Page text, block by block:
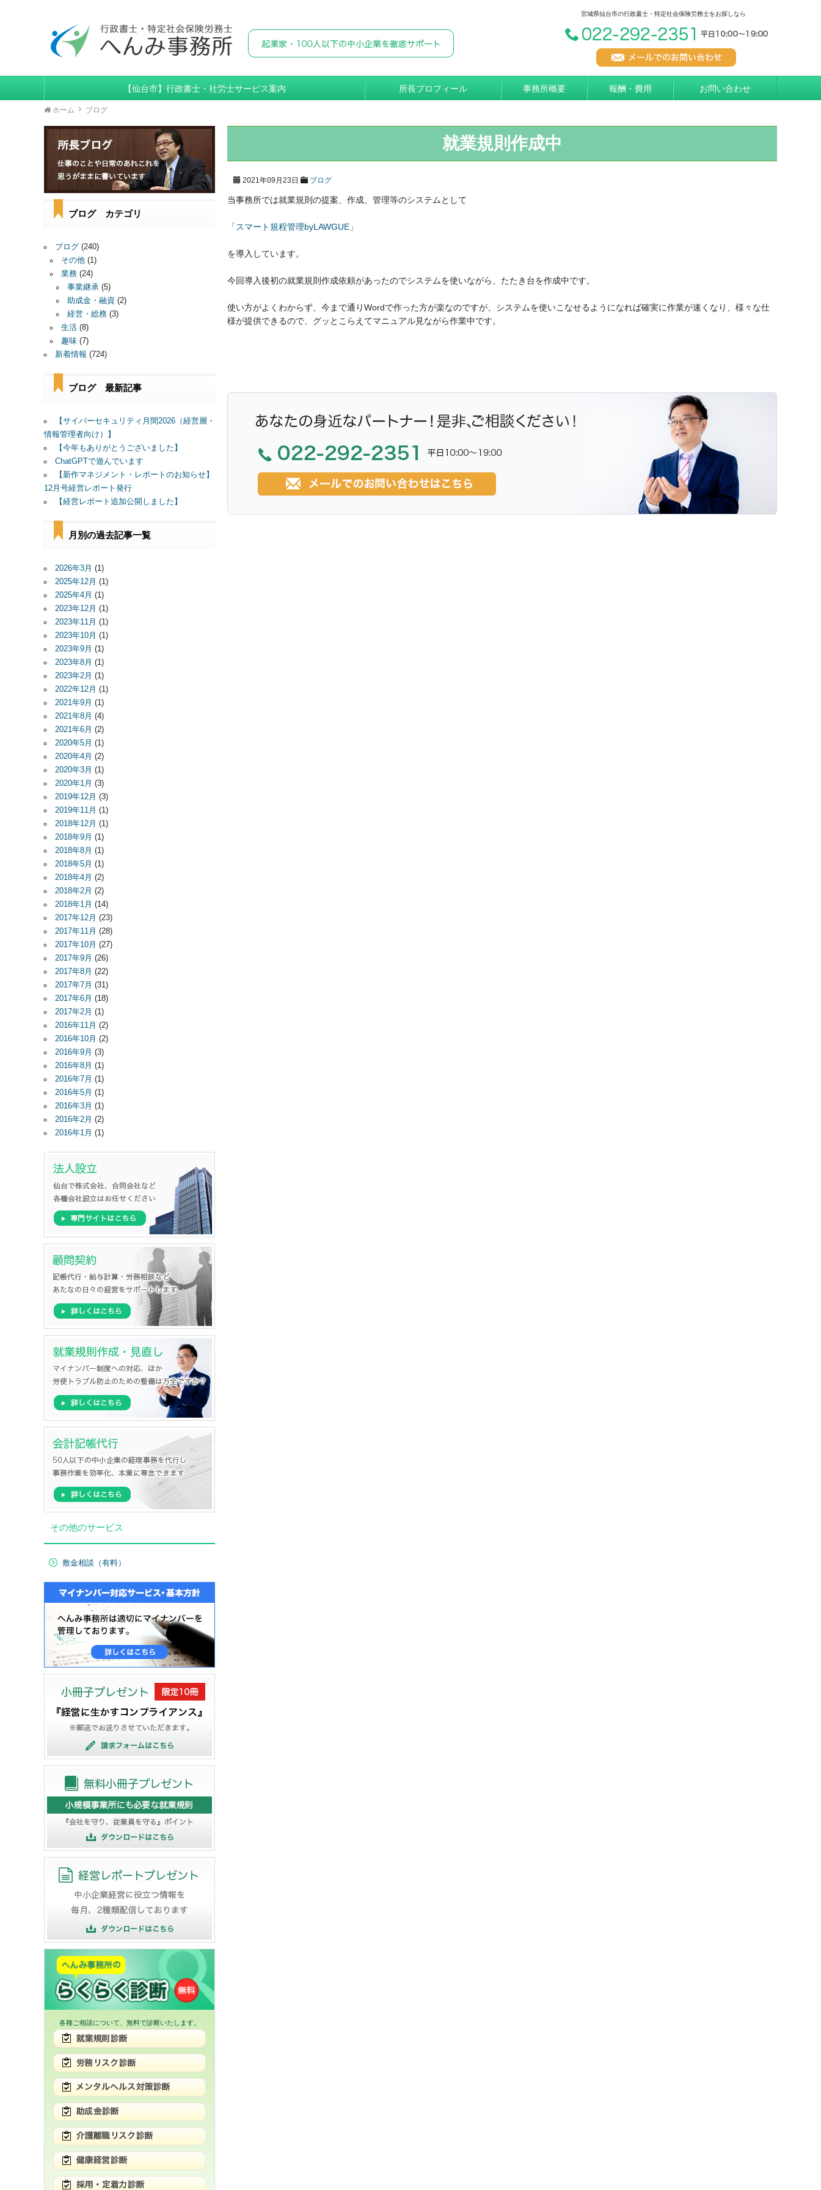
宮城県仙台市の行政書士・特定社会保険労務士をお探しなら
【仙台市】行政書士・社労士サービス案内 所長プロフィール 事務所概要 報酬・費用 お問い合わせ
ホーム ブログ
就業規則作成中
2021年09月23日 ブログ
当事務所では就業規則の提案、作成、管理等のシステムとして
「スマート規程管理byLAWGUE」
を導入しています。
今回導入後初の就業規則作成依頼があったのでシステムを使いながら、たたき台を作成中です。
使い方がよくわからず、今まで通りWordで作った方が楽なのですが、システムを使いこなせるようになれば確実に作業が速くなり、様々な仕
様が提供できるので、グッとこらえてマニュアル見ながら作業中です。
ブログ カテゴリ
ブログ(240)
その他(1)
業務(24)
事業継承(5)
助成金・融資 (2)
経営・総務(3)
生活(8)
趣味(7)
新着情報 (724)
ブログ 最新記事
【サイバーセキュリティ月間2026（経営層・
情報管理者向け）】
【今年もありがとうございました】
ChatGPTで遊んでいます
【新作マネジメント・レポートのお知らせ】
12月号経営レポート発行
【経営レポート追加公開しました】
月別の過去記事一覧
2026年3月 (1)
2025年12月 (1)
2025年4月 (1)
2023年12月 (1)
2023年11月 (1)
2023年10月 (1)
2023年9月 (1)
2023年8月 (1)
2023年2月 (1)
2022年12月 (1)
2021年9月 (1)
2021年8月 (4)
2021年6月 (2)
2020年5月 (1)
2020年4月 (2)
2020年3月 (1)
2020年1月 (3)
2019年12月 (3)
2019年11月 (1)
2018年12月 (1)
2018年9月 (1)
2018年8月 (1)
2018年5月 (1)
2018年4月 (2)
2018年2月 (2)
2018年1月 (14)
2017年12月 (23)
2017年11月 (28)
2017年10月 (27)
2017年9月 (26)
2017年8月 (22)
2017年7月 (31)
2017年6月 (18)
2017年2月 (1)
2016年11月 (2)
2016年10月 (2)
2016年9月 (3)
2016年8月 (1)
2016年7月 (1)
2016年5月 (1)
2016年3月 (1)
2016年2月 (2)
2016年1月 (1)
その他のサービス
敷金相談（有料）
各種ご相談について、無料で診断いたします。